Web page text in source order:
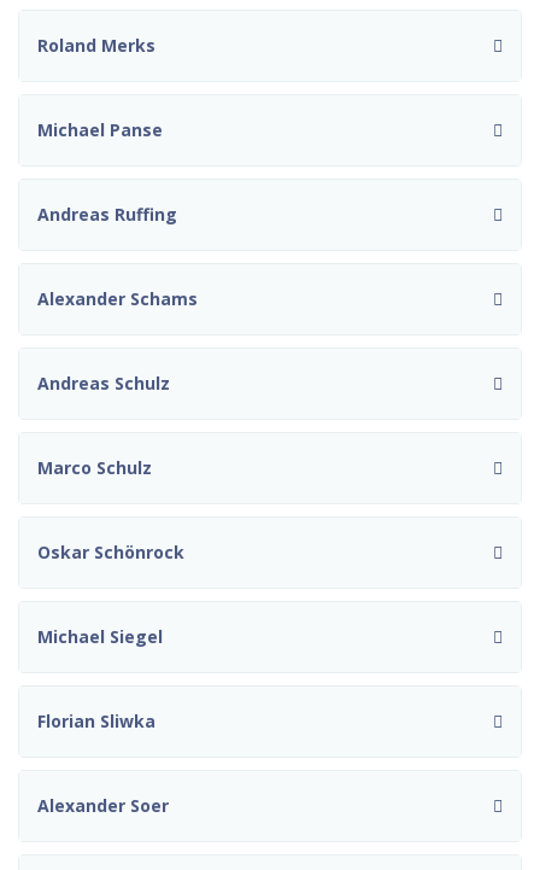
Roland Merks
Michael Panse
Andreas Ruffing
Alexander Schams
Andreas Schulz
Marco Schulz
Oskar Schönrock
Michael Siegel
Florian Sliwka
Alexander Soer